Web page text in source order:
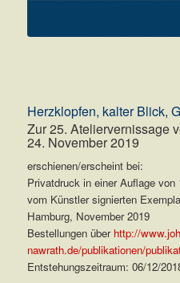
Herzklopfen, kalter Blick,
Zur 25. Ateliervernissage
24. November 2019
erschienen/erscheint bei:
Privatdruck in einer Auflage
vom Künstler signierten
Hamburg, November 2019
Bestellungen über http://
nawrath.de/publikationen/
Entstehungszeitraum: 06/12/